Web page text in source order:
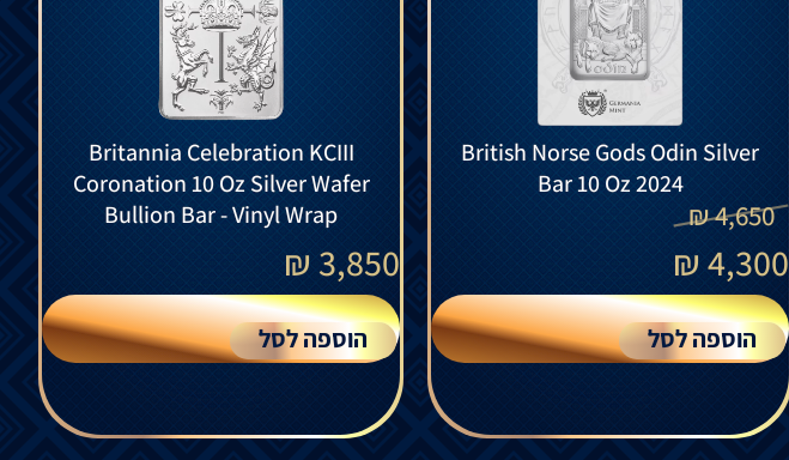
British Norse Gods Odin Silver
Bar 10 Oz 2024
4,650
₪
4,300
₪
הוספה לסל
Britannia Celebration KCIII
Coronation 10 Oz Silver Wafer
Bullion Bar - Vinyl Wrap
3,850
₪
הוספה לסל